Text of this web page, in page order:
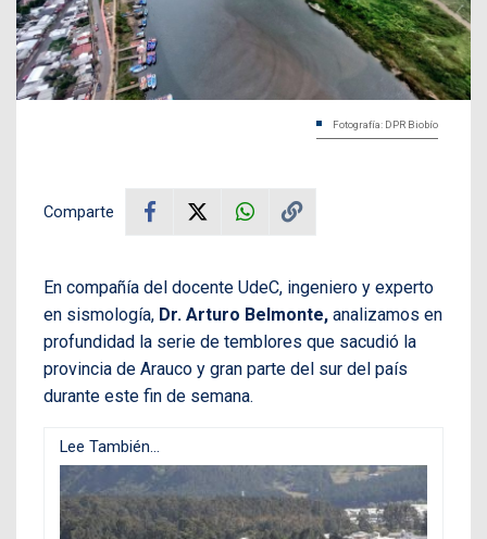
Fotografía: DPR Biobío
Comparte
En compañía del docente UdeC, ingeniero y experto
en sismología, Dr. Arturo Belmonte, analizamos en
profundidad la serie de temblores que sacudió la
provincia de Arauco y gran parte del sur del país
durante este fin de semana.
Lee También...